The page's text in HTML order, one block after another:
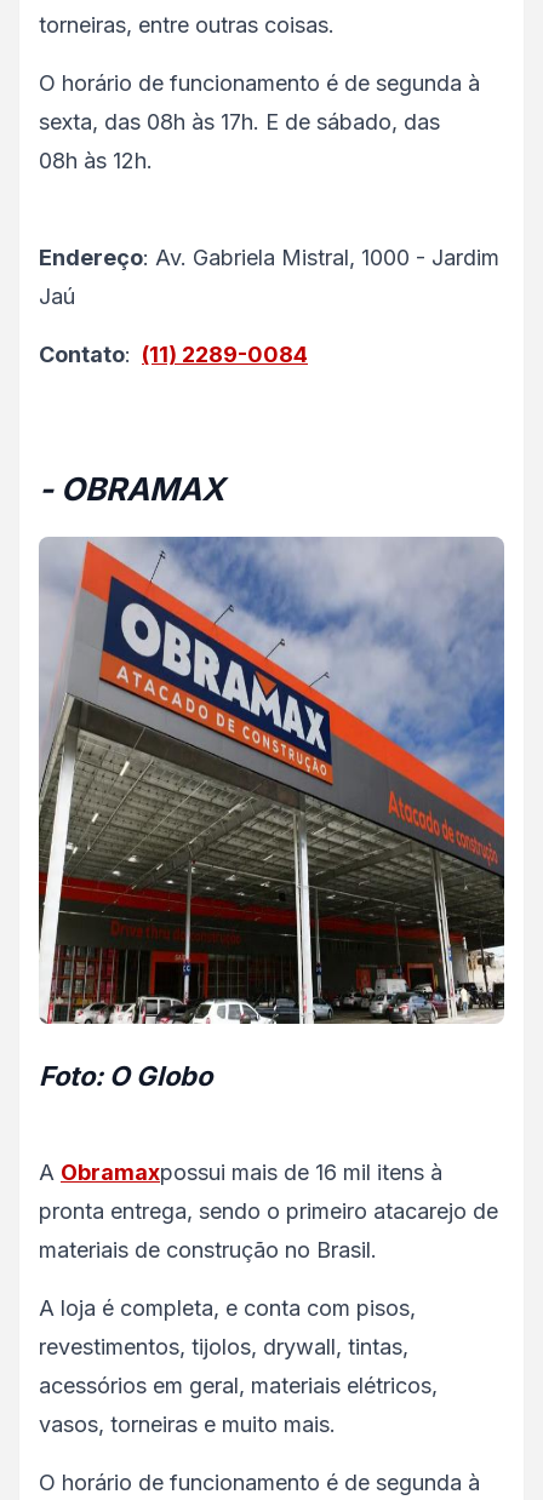
torneiras, entre outras coisas.
O horário de funcionamento é de segunda à
sexta, das 08h às 17h. E de sábado, das
08h às 12h.
Endereço: Av. Gabriela Mistral, 1000 - Jardim
Jaú
Contato: (11) 2289-0084
- OBRAMAX
Foto: O Globo
A Obramaxpossui mais de 16 mil itens à
pronta entrega, sendo o primeiro atacarejo de
materiais de construção no Brasil.
A loja é completa, e conta com pisos,
revestimentos, tijolos, drywall, tintas,
acessórios em geral, materiais elétricos,
vasos, torneiras e muito mais.
O horário de funcionamento é de segunda à